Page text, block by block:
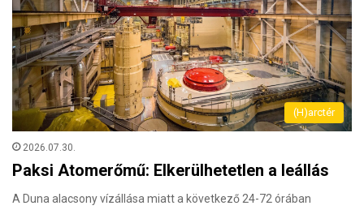
(H)arctér
2026.07.30.
Paksi Atomerőmű: Elkerülhetetlen a leállás
A Duna alacsony vízállása miatt a következő 24-72 órában